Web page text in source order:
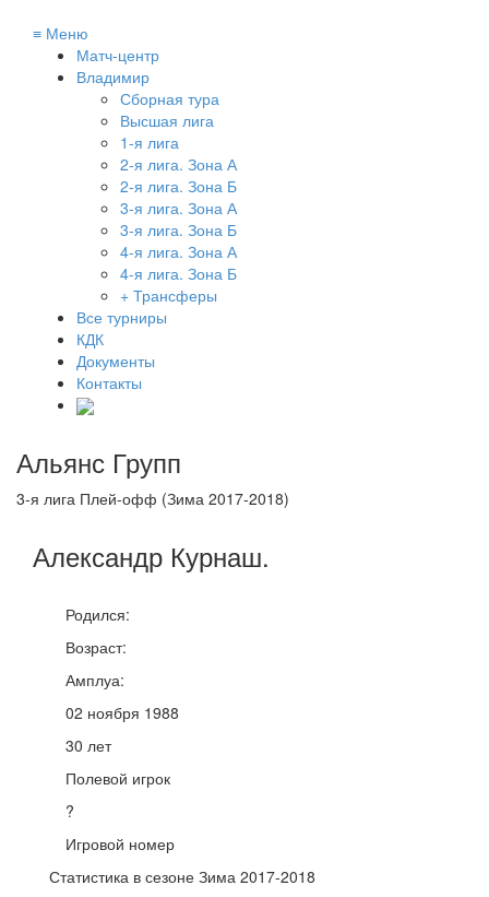
≡ Меню
Матч-центр
Владимир
Сборная тура
Высшая лига
1-я лига
2-я лига. Зона А
2-я лига. Зона Б
3-я лига. Зона А
3-я лига. Зона Б
4-я лига. Зона А
4-я лига. Зона Б
+ Трансферы
Все турниры
КДК
Документы
Контакты
Альянс Групп
3-я лига Плей-офф (Зима 2017-2018)
Александр Курнаш.
Родился:
Возраст:
Амплуа:
02 ноября 1988
30 лет
Полевой игрок
?
Игровой номер
Статистика в сезоне Зима 2017-2018